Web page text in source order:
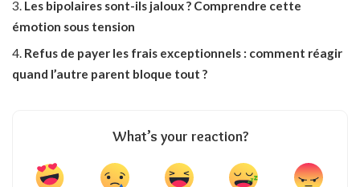
Les bipolaires sont-ils jaloux ? Comprendre cette
émotion sous tension
Refus de payer les frais exceptionnels : comment réagir
quand l’autre parent bloque tout ?
What’s your reaction?